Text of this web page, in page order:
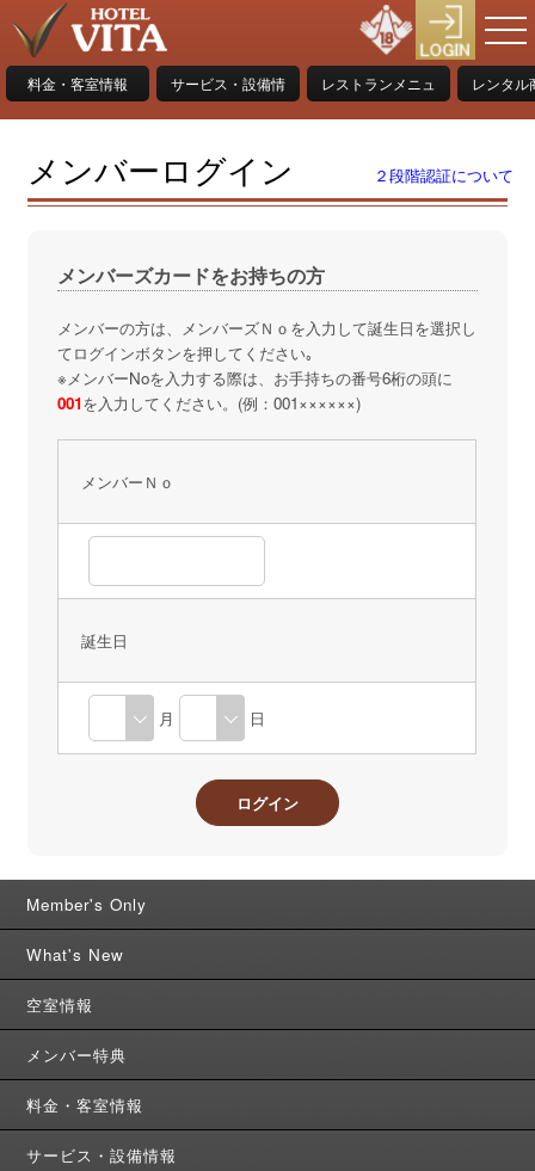
料金・客室情報
サービス・設備情
報
レストランメニュ
ー
レンタル
売
メンバーログイン ２段階認証について
メンバーズカードをお持ちの方
メンバーの方は、メンバーズＮｏを入力して誕生日を選択し
てログインボタンを押してください｡
※メンバーNoを入力する際は、お手持ちの番号6桁の頭に
001を入力してください。(例：001××××××)
メンバーＮｏ
誕生日
月 日
Member's Only
What's New
空室情報
メンバー特典
料金・客室情報
サービス・設備情報